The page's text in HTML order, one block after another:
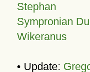
Stephan
Sympronian
Wikeranus
• Update: